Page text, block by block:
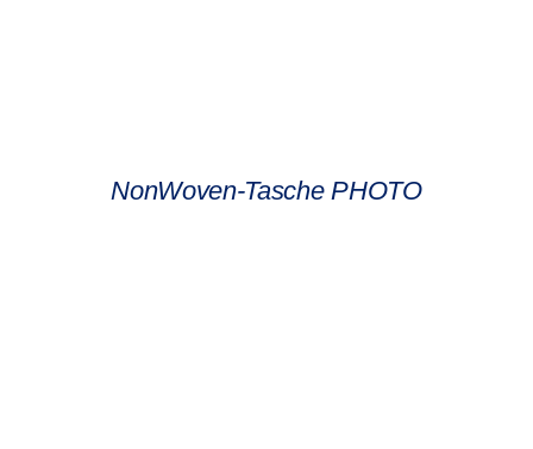
NonWoven-Tasche PHOTO